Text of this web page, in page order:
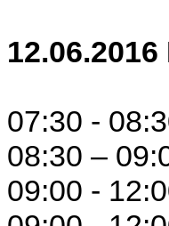
07:30 -
08:30 –
09:00 -